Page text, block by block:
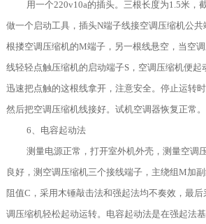
用一个220v10a的插头。三根长度为1.5米，
做一个启动工具，插头N端子线接空调压缩机公
根搂空调压缩机的M端子，另一根线悬空，当空
线轻轻点触压缩机的启动端子S，空调压缩机便
迅速把点触的这根线拿开，注意安全。停止运转
然后把空调压缩机线接好。试机空调器恢复正常。
6、电容起动法
测量电源正常，打开室外机外壳，测量空调
良好，测空调压缩机三个接线端子，主绕组M加
阻值C，采用木锤敲击法和强起法均不奏效，最
调压缩机轻松起动运转。电容起动法是在强起法